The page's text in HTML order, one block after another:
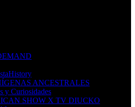
ANCESTRALES
y Curiosidades
SHOW X TV DIUCKO